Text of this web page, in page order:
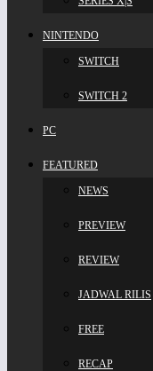
NINTENDO
SWITCH
SWITCH 2
PC
FEATURED
NEWS
PREVIEW
REVIEW
JADWAL RILIS
FREE
RECAP